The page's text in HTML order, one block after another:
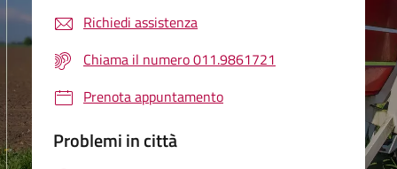
Richiedi assistenza
Chiama il numero 011.9861721
Prenota appuntamento
Problemi in città